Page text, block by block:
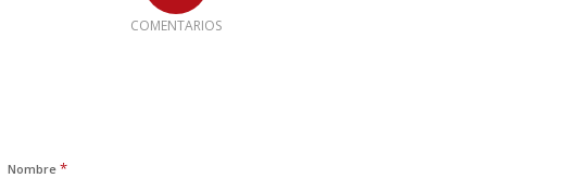
COMENTARIOS
Nombre *